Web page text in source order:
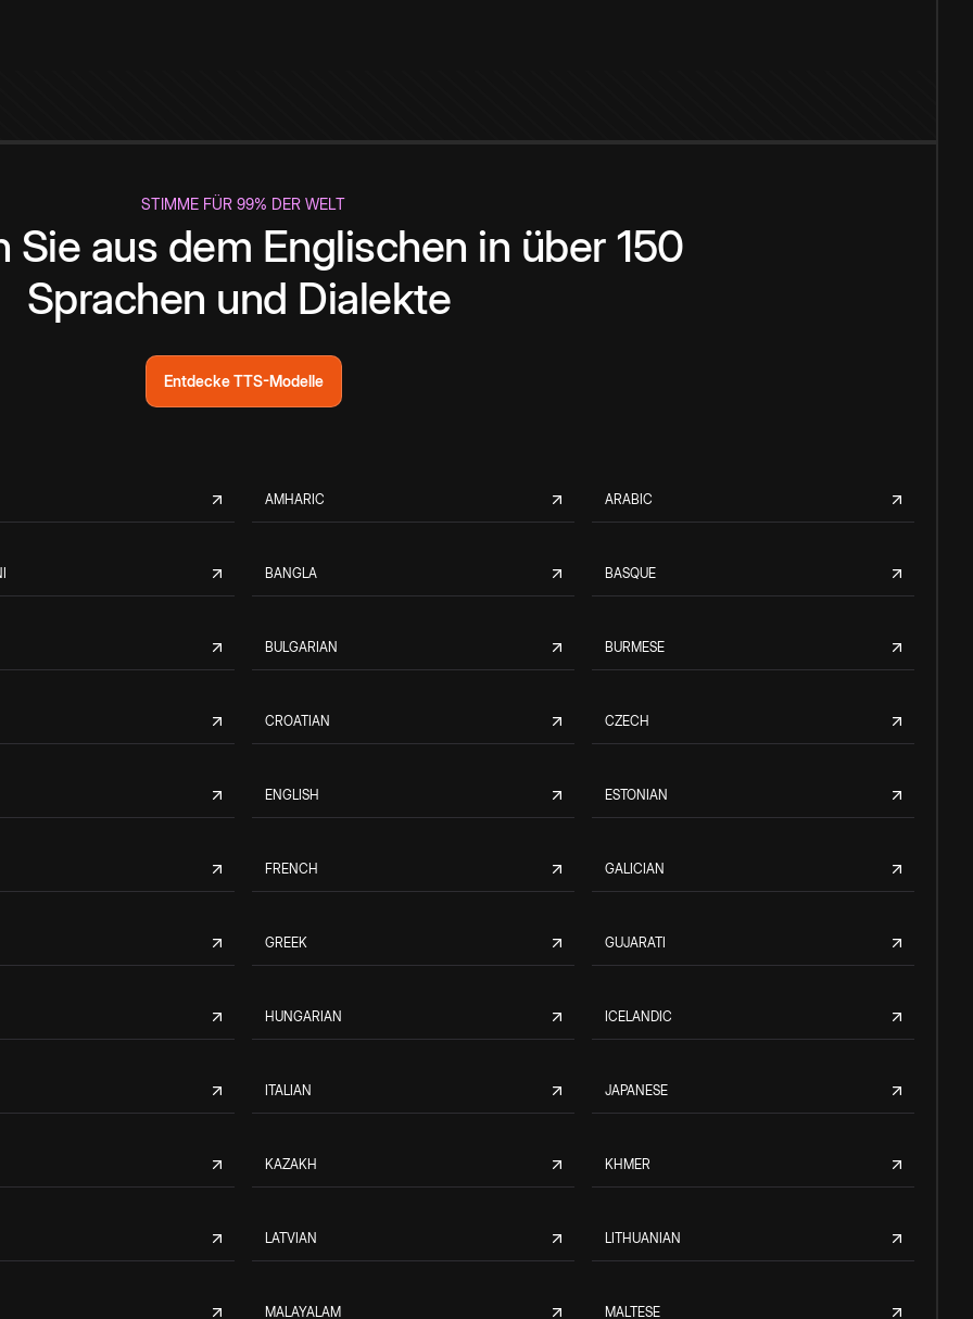
STIMME FÜR 99% DER WELT
Sie aus dem Englischen in über 150
Sprachen und Dialekte
Entdecke TTS-Modelle
AMHARIC ARABIC
BANGLA BASQUE
BULGARIAN BURMESE
CROATIAN CZECH
ENGLISH ESTONIAN
FRENCH GALICIAN
GREEK GUJARATI
HUNGARIAN ICELANDIC
ITALIAN JAPANESE
KAZAKH KHMER
LATVIAN LITHUANIAN
MALAYALAM MALTESE